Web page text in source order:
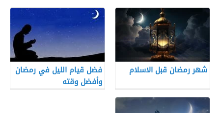
شهر رمضان قبل الاسلام
فضل قيام الليل في رمضان
وأفضل وقته